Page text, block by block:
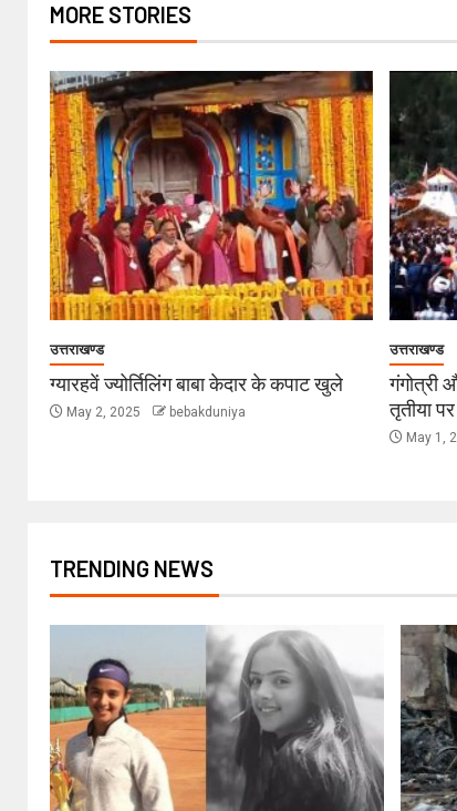
MORE STORIES
उत्तराखण्ड
ग्यारहवें ज्योर्तिलिंग बाबा केदार के कपाट खुले
May 2, 2025 bebakduniya
उत्तराखण्ड
गंगोत्री
तृतीया
May 1,
TRENDING NEWS